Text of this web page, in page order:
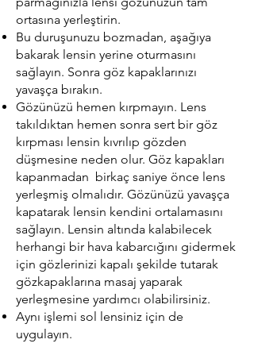
ortasına yerleştirin.
Bu duruşunuzu bozmadan, aşağıya
bakarak lensin yerine oturmasını
sağlayın. Sonra göz kapaklarınızı
yavaşça bırakın.
Gözünüzü hemen kırpmayın. Lens
takıldıktan hemen sonra sert bir göz
kırpması lensin kıvrılıp gözden
düşmesine neden olur. Göz kapakları
kapanmadan birkaç saniye önce lens
yerleşmiş olmalıdır. Gözünüzü yavaşça
kapatarak lensin kendini ortalamasını
sağlayın. Lensin altında kalabilecek
herhangi bir hava kabarcığını gidermek
için gözlerinizi kapalı şekilde tutarak
gözkapaklarına masaj yaparak
yerleşmesine yardımcı olabilirsiniz.
Aynı işlemi sol lensiniz için de
uygulayın.